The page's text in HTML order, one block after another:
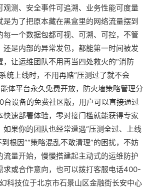
观测、安全事件可追溯、业务性能可度量
是为了把原本藏在黑盒里的网络流量摆到
每一个数据包都可视、可溯、可控，不管
还是内部的异常发包，都能第一时间被发
，让运维团队不用再当四处救火的“消防
统上线时，不用再赌“压测过了就不会
体平台永久免费开放，防火墙策略管理分
台设备的免费社区版，用户可以直接通过
快速部署体验，零对接门槛就能获得专家
如果你的团队也经常遭遇“压测全过、上线
根因”“策略混乱不敢清理”的困扰，不妨
流量开始，慢慢搭建起主动式的运维防护
求或合作意向，也可以拨打客服电话400-
科技位于北京市石景山区金融街长安中心